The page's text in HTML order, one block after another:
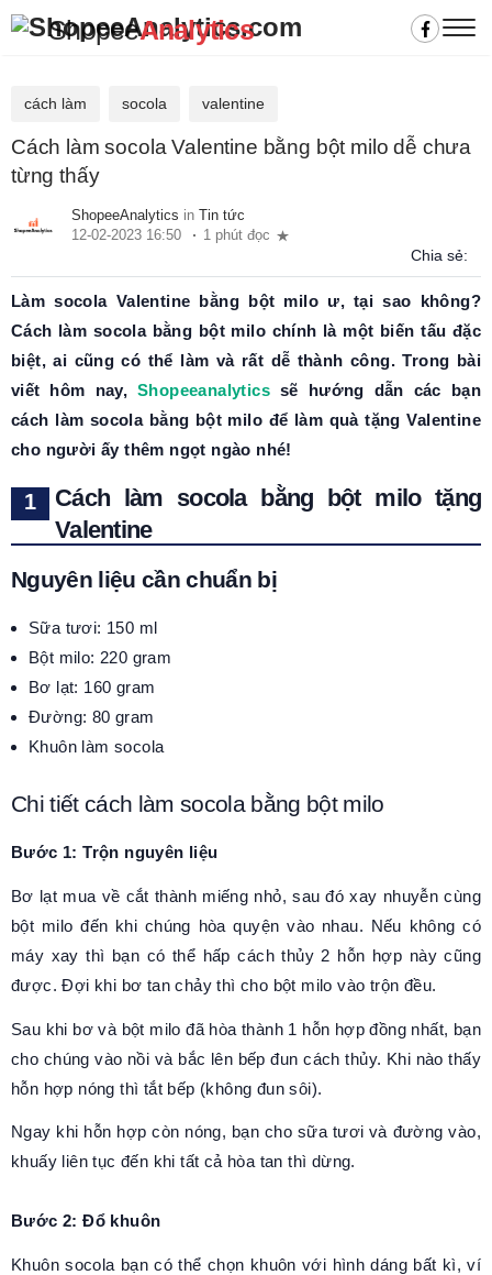
ShopeeAnalytics
cách làm socola valentine
Cách làm socola Valentine bằng bột milo dễ chưa
từng thấy
ShopeeAnalytics in Tin tức
12-02-2023 16:50
1 phút đọc
Chia sẻ:
Làm socola Valentine bằng bột milo ư, tại sao không?
Cách làm socola bằng bột milo chính là một biến tấu đặc
biệt, ai cũng có thể làm và rất dễ thành công. Trong bài
viết hôm nay,Shopeeanalytics sẽ hướng dẫn các bạn
cách làm socola bằng bột milo để làm quà tặng Valentine
cho người ấy thêm ngọt ngào nhé!
Cách làm socola bằng bột milo tặng
Valentine
Nguyên liệu cần chuẩn bị
Sữa tươi: 150 ml
Bột milo: 220 gram
Bơ lạt: 160 gram
Đường: 80 gram
Khuôn làm socola
Chi tiết cách làm socola bằng bột milo
Bước 1: Trộn nguyên liệu
Bơ lạt mua về cắt thành miếng nhỏ, sau đó xay nhuyễn cùng
bột milo đến khi chúng hòa quyện vào nhau. Nếu không có
máy xay thì bạn có thể hấp cách thủy 2 hỗn hợp này cũng
được. Đợi khi bơ tan chảy thì cho bột milo vào trộn đều.
Sau khi bơ và bột milo đã hòa thành 1 hỗn hợp đồng nhất, bạn
cho chúng vào nồi và bắc lên bếp đun cách thủy. Khi nào thấy
hỗn hợp nóng thì tắt bếp (không đun sôi).
Ngay khi hỗn hợp còn nóng, bạn cho sữa tươi và đường vào,
khuấy liên tục đến khi tất cả hòa tan thì dừng.
Bước 2: Đổ khuôn
Khuôn socola bạn có thể chọn khuôn với hình dáng bất kì, ví